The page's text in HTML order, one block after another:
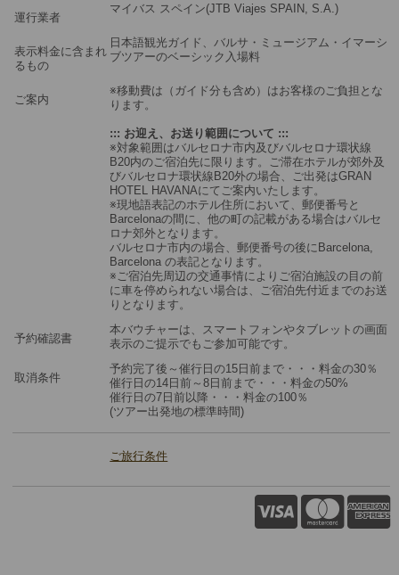
運行業者
マイバス スペイン(JTB Viajes SPAIN, S.A.)
表示料金に含まれ
るもの
日本語観光ガイド、バルサ・ミュージアム・イマーシ
ブツアーのベーシック入場料
ご案内
※移動費は（ガイド分も含め）はお客様のご負担とな
ります。
::: お迎え、お送り範囲について :::
※対象範囲はバルセロナ市内及びバルセロナ環状線
B20内のご宿泊先に限ります。ご滞在ホテルが郊外及
びバルセロナ環状線B20外の場合、ご出発はGRAN
HOTEL HAVANAにてご案内いたします。
※現地語表記のホテル住所において、郵便番号と
Barcelonaの間に、他の町の記載がある場合はバルセ
ロナ郊外となります。
バルセロナ市内の場合、郵便番号の後にBarcelona,
Barcelona の表記となります。
※ご宿泊先周辺の交通事情によりご宿泊施設の目の前
に車を停められない場合は、ご宿泊先付近までのお送
りとなります。
予約確認書
本バウチャーは、スマートフォンやタブレットの画面
表示のご提示でもご参加可能です。
取消条件
予約完了後～催行日の15日前まで・・・料金の30％
催行日の14日前～8日前まで・・・料金の50%
催行日の7日前以降・・・料金の100％
(ツアー出発地の標準時間)
ご旅行条件